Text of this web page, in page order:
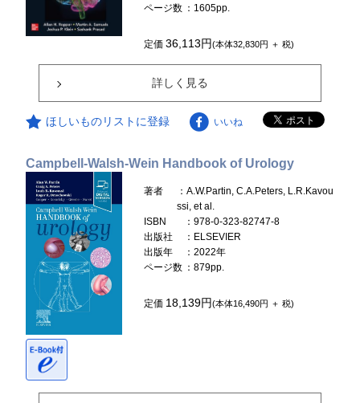
ページ数 ：1605pp.
定価36,113円(本体32,830円 ＋ 税)
詳しく見る
ほしいものリストに登録 いいね
Campbell-Walsh-Wein Handbook of Urology
著者
：A.W.Partin, C.A.Peters, L.R.Kavou
ssi, et al.
ISBN
：978-0-323-82747-8
出版社
：ELSEVIER
出版年
：2022年
ページ数 ：879pp.
定価 18,139円(本体16,490円 ＋ 税)